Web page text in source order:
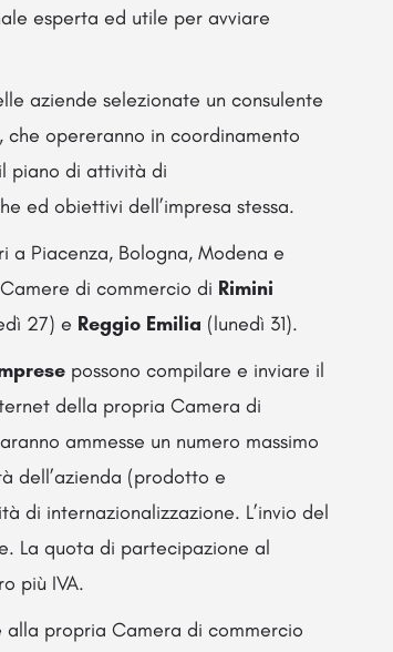
esperta ed utile per avviare
aziende selezionate un consulente
che opereranno in coordinamento
piano di attività di
ed obiettivi dell’impresa stessa.
a Piacenza, Bologna, Modena e
di commercio di Rimini
27) e Reggio Emilia (lunedì 31).
possono compilare e inviare il
della propria Camera di
ammesse un numero massimo
dell’azienda (prodotto e
di internazionalizzazione. L’invio del
La quota di partecipazione al
più IVA.
propria Camera di commercio